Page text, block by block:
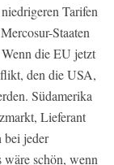
Tarifen
Staaten
die EU jetzt
den die USA,
Südamerika
Lieferant
bei jeder
wäre schön, wenn